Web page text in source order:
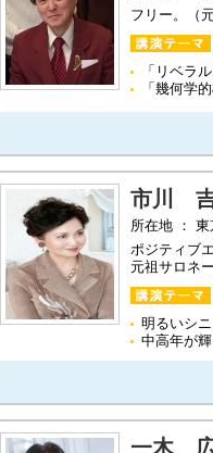
フリー。（
「リベラ
「幾何学
市川
所在地 ：
ポジティブ
元祖サロネ
明るいシ
中高年が
一木